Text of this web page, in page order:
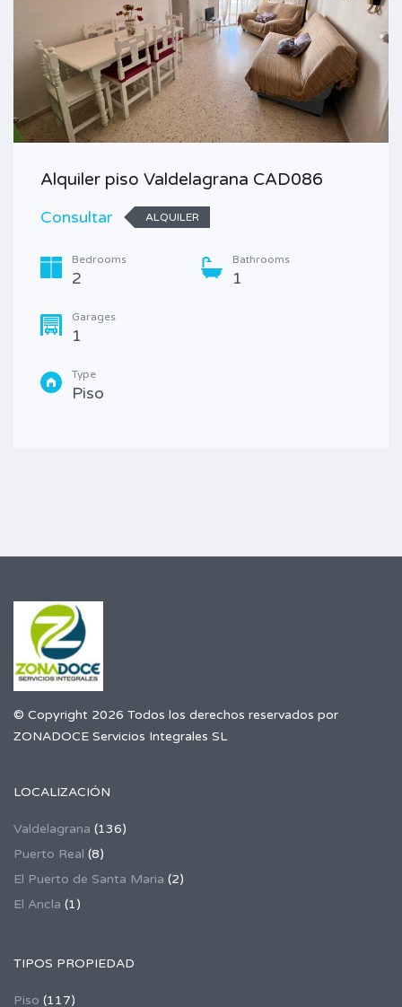
Alquiler piso Valdelagrana CAD086
Consultar
ALQUILER
Bedrooms
2
Bathrooms
1
Garages
1
Type
Piso
© Copyright 2026 Todos los derechos reservados por
ZONADOCE Servicios Integrales SL
LOCALIZACIÓN
Valdelagrana (136)
Puerto Real (8)
El Puerto de Santa Maria (2)
El Ancla (1)
TIPOS PROPIEDAD
Piso (117)